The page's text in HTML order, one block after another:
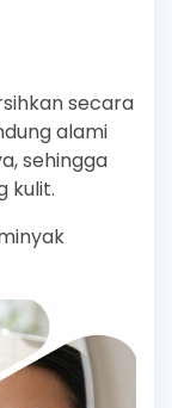
secara
alami
sehingga
kulit.